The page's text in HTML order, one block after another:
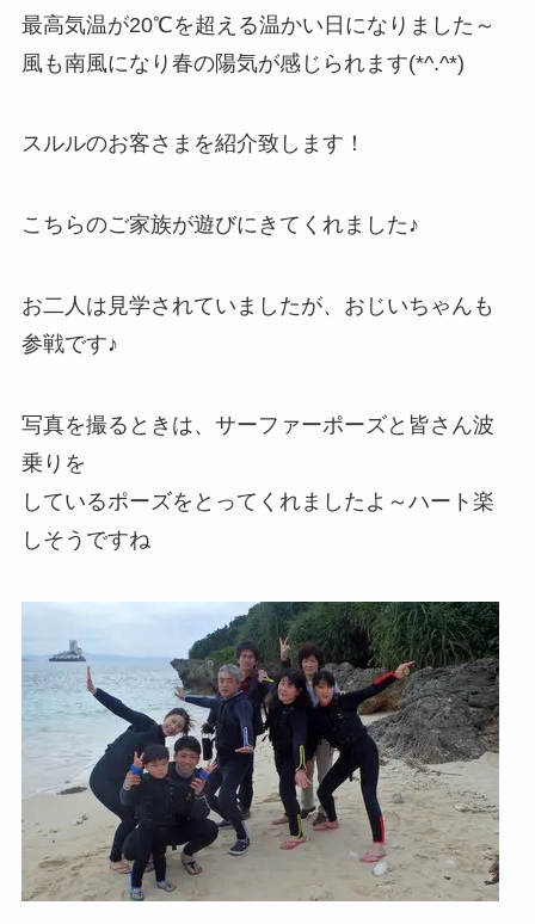
最高気温が20℃を超える温かい日になりました～
風も南風になり春の陽気が感じられます(*^.^*)
スルルのお客さまを紹介致します！
こちらのご家族が遊びにきてくれました♪
お二人は見学されていましたが、おじいちゃんも
参戦です♪
写真を撮るときは、サーファーポーズと皆さん波
乗りを
しているポーズをとってくれましたよ～ハート楽
しそうですね